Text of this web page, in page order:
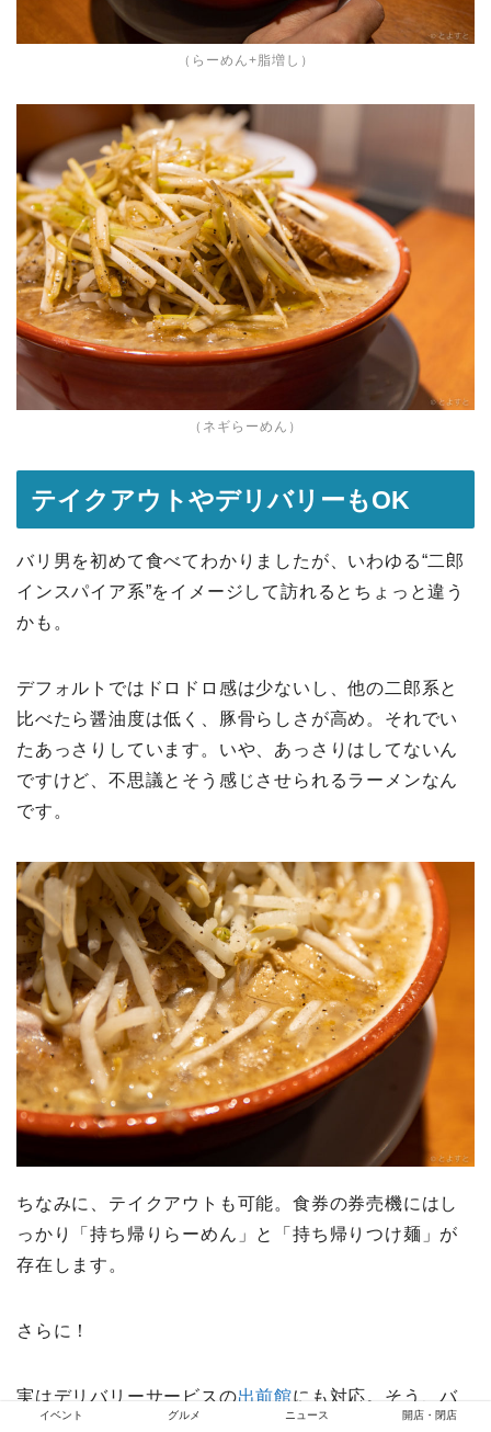
（らーめん+脂増し）
（ネギらーめん）
テイクアウトやデリバリーもOK
バリ男を初めて食べてわかりましたが、いわゆる“二郎
インスパイア系”をイメージして訪れるとちょっと違う
かも。
デフォルトではドロドロ感は少ないし、他の二郎系と
比べたら醤油度は低く、豚骨らしさが高め。それでい
たあっさりしています。いや、あっさりはしてないん
ですけど、不思議とそう感じさせられるラーメンなん
です。
ちなみに、テイクアウトも可能。食券の券売機にはし
っかり「持ち帰りらーめん」と「持ち帰りつけ麺」が
存在します。
さらに！
実はデリバリーサービスの出前館にも対応。そう、バ
イベント グルメ ニュース 開店・閉店